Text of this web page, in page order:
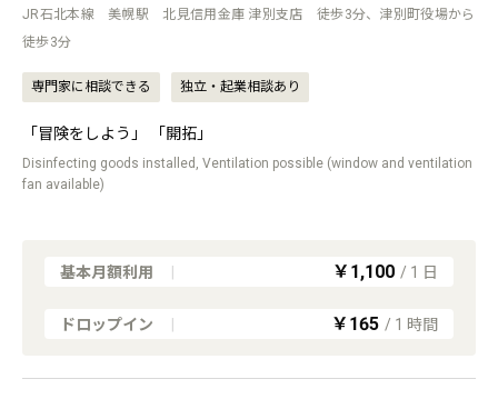
JR石北本線 美幌駅 北見信用金庫 津別支店 徒歩3分、津別町役場から
徒歩3分
専門家に相談できる 独立・起業相談あり
「冒険をしよう」 「開拓」
Disinfecting goods installed, Ventilation possible (window and ventilation
fan available)
基本月額利用 | ￥1,100 / 1 日
ドロップイン | ￥165 / 1 時間